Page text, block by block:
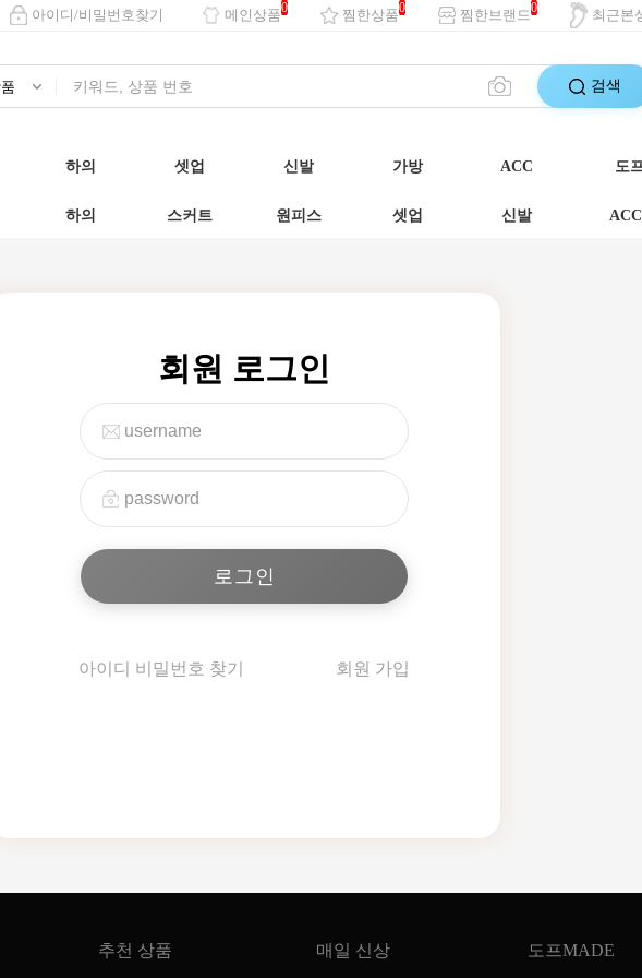
아이디/비밀번호찾기 메인상품0 찜한상품0 찜한브랜드0 최근본
검색
하의 셋업 신발 가방 ACC 도
하의 스커트 원피스 셋업 신발 ACC
회원 로그인
아이디 비밀번호 찾기 회원 가입
추천 상품 매일 신상 도프MADE